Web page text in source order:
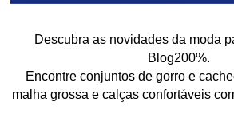
Descubra as novidades da moda
Blog200%.
Encontre conjuntos de gorro e
malha grossa e calças confortáveis